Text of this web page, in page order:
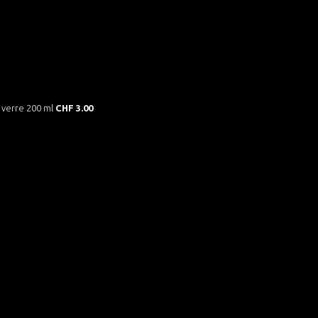
200 ml CHF 3.00